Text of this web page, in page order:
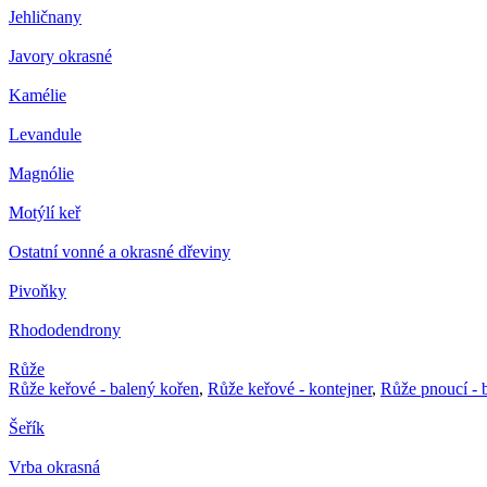
Jehličnany
Javory okrasné
Kamélie
Levandule
Magnólie
Motýlí keř
Ostatní vonné a okrasné dřeviny
Pivoňky
Rhododendrony
Růže
Růže keřové - balený kořen, Růže keřové - kontejner, Růže pnoucí -
Šeřík
Vrba okrasná